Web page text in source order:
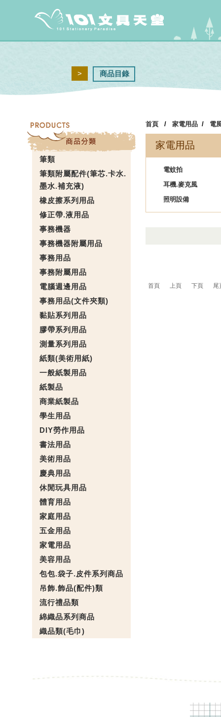
> 商品目錄
筆類
筆類附屬配件(筆芯.卡水.
墨水.補充液)
橡皮擦系列用品
修正帶.液用品
事務機器
事務機器附屬用品
事務用品
事務附屬用品
電腦週邊用品
事務用品(文件夾類)
黏貼系列用品
膠帶系列用品
測量系列用品
紙類(美術用紙)
一般紙製用品
紙製品
商業紙製品
學生用品
DIY勞作用品
書法用品
美術用品
慶典用品
休閒玩具用品
體育用品
家庭用品
五金用品
家電用品
美容用品
包包.袋子.皮件系列商品
吊飾.飾品(配件)類
流行禮品類
綿織品系列商品
織品類(毛巾)
首頁 / 家電用品 / 電
家電用品
電蚊拍
耳機.麥克風
照明設備
首頁 上頁 下頁 尾